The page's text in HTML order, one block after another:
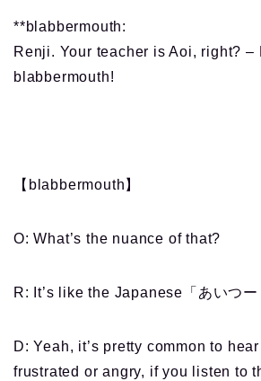
**blabbermouth:
Renji. Your teacher is Aoi, right?
blabbermouth!
【blabbermouth】
O: What’s the nuance of that?
R: It’s like the Japanese「あいつー
D: Yeah, it’s pretty common to
frustrated or angry, if you listen to